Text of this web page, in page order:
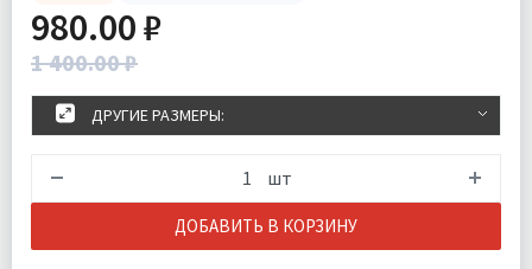
980.00 ₽
1 400.00 ₽
ДРУГИЕ РАЗМЕРЫ:
шт
ДОБАВИТЬ В КОРЗИНУ